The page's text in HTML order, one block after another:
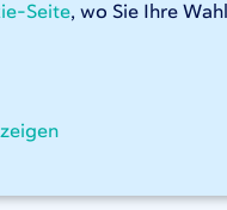
Seite, wo Sie Ihre